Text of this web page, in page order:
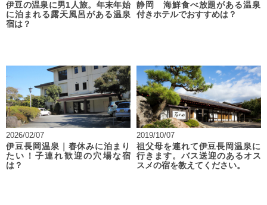
伊豆の温泉に男1人旅。年末年始
に泊まれる露天風呂がある温泉
宿は？
静岡 海鮮食べ放題がある温泉
付きホテルでおすすめは？
2026/02/07
伊豆長岡温泉｜春休みに泊まり
たい！子連れ歓迎の穴場な宿
は？
2019/10/07
祖父母を連れて伊豆長岡温泉に
行きます。バス送迎のあるオス
スメの宿を教えてください。